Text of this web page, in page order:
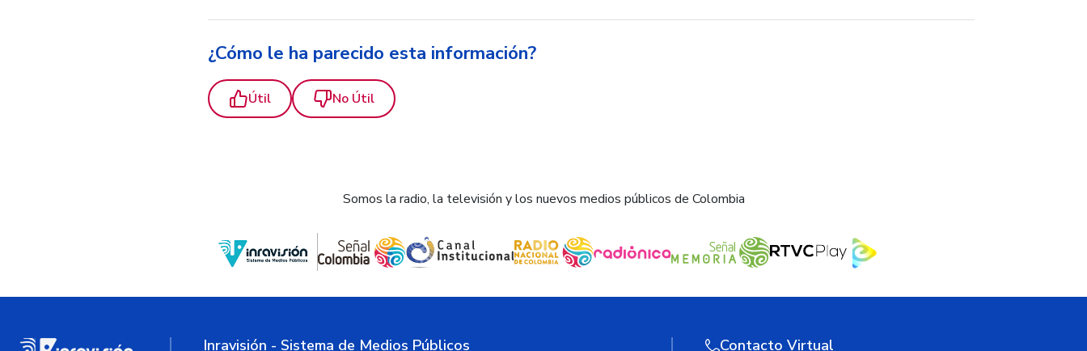
¿Cómo le ha parecido esta información?
Útil No Útil
Somos la radio, la televisión y los nuevos medios públicos de Colombia
Inravisión - Sistema de Medios Públicos Contacto Virtual